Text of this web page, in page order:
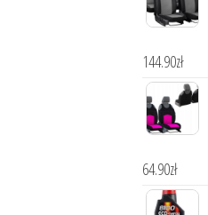
144.90zł
64.90zł